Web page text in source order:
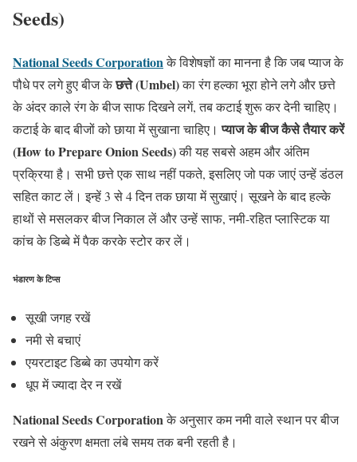
Seeds)
National Seeds Corporationके विशेषज्ञों का मानना है कि जब प्याज के
पौधे पर लगे हुए बीज केछत्ते (Umbel)का रंग हल्का भूरा होने लगे और छत्ते
के अंदर काले रंग के बीज साफ दिखने लगें, तब कटाई शुरू कर देनी चाहिए।
कटाई के बाद बीजों को छाया में सुखाना चाहिए।प्याज के बीज कैसे तैयार करें
(How to Prepare Onion Seeds)की यह सबसे अहम और अंतिम
प्रक्रिया है। सभी छत्ते एक साथ नहीं पकते, इसलिए जो पक जाएं उन्हें डंठल
सहित काट लें। इन्हें 3 से 4 दिन तक छाया में सुखाएं। सूखने के बाद हल्के
हाथों से मसलकर बीज निकाल लें और उन्हें साफ, नमी-रहित प्लास्टिक या
कांच के डिब्बे में पैक करके स्टोर कर लें।
भंडारण के टिप्स
सूखी जगह रखें
नमी से बचाएं
एयरटाइट डिब्बे का उपयोग करें
धूप में ज्यादा देर न रखें
National Seeds Corporationके अनुसार कम नमी वाले स्थान पर बीज
रखने से अंकुरण क्षमता लंबे समय तक बनी रहती है।